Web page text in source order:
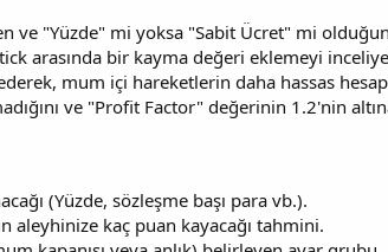
ve "Yüzde" mi yoksa "Sabit Ücret" mi
arasında bir kayma değeri eklemeyi
mum içi hareketlerin daha hassas
ve "Profit Factor" değerinin 1.2'nin
(Yüzde, sözleşme başı para vb.).
aleyhinize kaç puan kayacağı tahmini.